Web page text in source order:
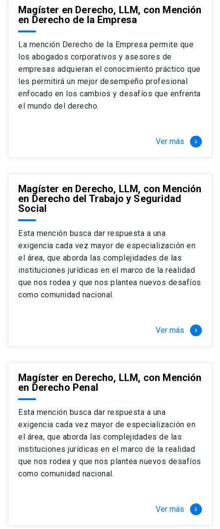
Magíster en Derecho, LLM, con Mención
en Derecho de la Empresa
La mención Derecho de la Empresa permite que
los abogados corporativos y asesores de
empresas adquieran el conocimiento práctico que
les permitirá un mejor desempeño profesional
enfocado en los cambios y desafíos que enfrenta
el mundo del derecho.
Ver más keyboard_arrow_right
Magíster en Derecho, LLM, con Mención
en Derecho del Trabajo y Seguridad
Social
Esta mención busca dar respuesta a una
exigencia cada vez mayor de especialización en
el área, que aborda las complejidades de las
instituciones jurídicas en el marco de la realidad
que nos rodea y que nos plantea nuevos desafíos
como comunidad nacional.
Ver más keyboard_arrow_right
Magíster en Derecho, LLM, con Mención
en Derecho Penal
Esta mención busca dar respuesta a una
exigencia cada vez mayor de especialización en
el área, que aborda las complejidades de las
instituciones jurídicas en el marco de la realidad
que nos rodea y que nos plantea nuevos desafíos
como comunidad nacional.
Ver más keyboard_arrow_right